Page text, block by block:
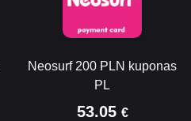
Neosurf 200 PLN kuponas
PL
53.05 €